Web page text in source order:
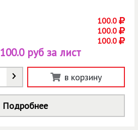
100.0
100.0
100.0
100.0 руб за лист
в корзину
Подробнее